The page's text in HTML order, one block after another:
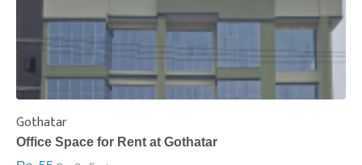
Gothatar
Office Space for Rent at Gothatar